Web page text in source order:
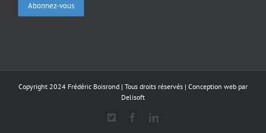
Copyright 2024 Frédéric Boisrond | Tous droits réservés | Conception web par
Delisoft
FacebookLinkedIn